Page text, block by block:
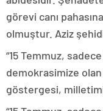
görevi canı
olmuştur. Aziz
“15 Temmuz,
demokrasimize olan
göstergesi,